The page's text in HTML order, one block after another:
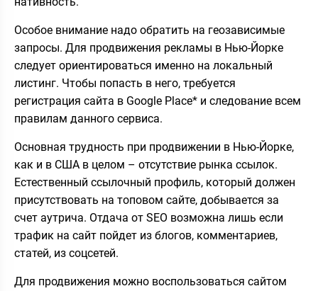
Особое внимание надо обратить на геозависимые
запросы. Для продвижения рекламы в Нью-Йорке
следует ориентироваться именно на локальный
листинг. Чтобы попасть в него, требуется
регистрация сайта в Google Place* и следование всем
правилам данного сервиса.
Основная трудность при продвижении в Нью-Йорке,
как и в США в целом – отсутствие рынка ссылок.
Естественный ссылочный профиль, который должен
присутствовать на топовом сайте, добывается за
счет аутрича. Отдача от SEO возможна лишь если
трафик на сайт пойдет из блогов, комментариев,
статей, из соцсетей.
Для продвижения можно воспользоваться сайтом